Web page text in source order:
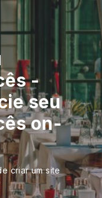
-
seu
on-
criar um site